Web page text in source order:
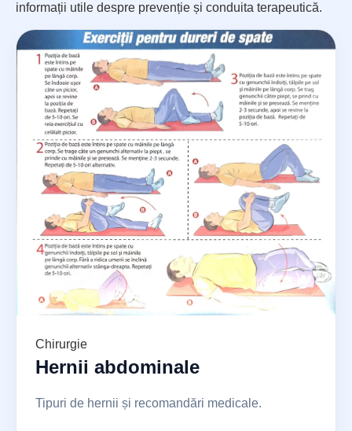
informații utile despre prevenție și conduita terapeutică.
Chirurgie
Hernii abdominale
Tipuri de hernii și recomandări medicale.